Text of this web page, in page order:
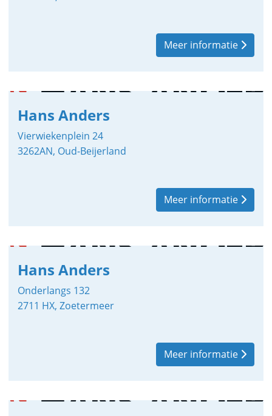
Meer informatie
Hans Anders
Vierwiekenplein 24
3262AN, Oud-Beijerland
Meer informatie
Hans Anders
Onderlangs 132
2711 HX, Zoetermeer
Meer informatie